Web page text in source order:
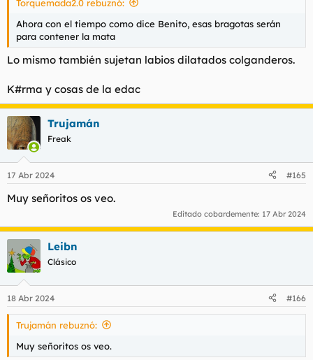
Torquemada2.0 rebuznó:
Ahora con el tiempo como dice Benito, esas bragotas serán
para contener la mata
Lo mismo también sujetan labios dilatados colganderos.
K#rma y cosas de la edac
Trujamán
Freak
17 Abr 2024 #165
Muy señoritos os veo.
Editado cobardemente: 17 Abr 2024
Leibn
Clásico
18 Abr 2024 #166
Trujamán rebuznó:
Muy señoritos os veo.